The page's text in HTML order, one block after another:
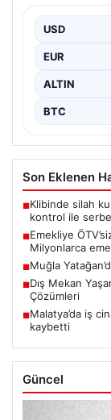
USD
EUR
ALTIN
BTC
Son Eklenen
■Klibinde silah
kontrol ile
■Emekliye
Milyonlarca
■Muğla
■Dış Mekan
Çözümleri
■Malatya’da iş
kaybetti
Güncel